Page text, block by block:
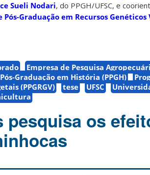
Sueli Nodari, do PPGH/UFSC, e
Pós-Graduação em Recursos Genéticos
Empresa de Pesquisa
Graduação em História (PPGH)
(PPGRGV)
tese UFSC
pesquisa os